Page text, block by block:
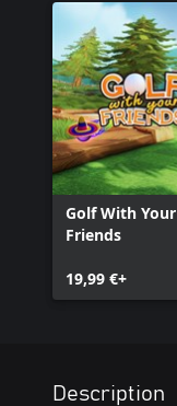
Golf With Your
Friends
19,99 €+
Description